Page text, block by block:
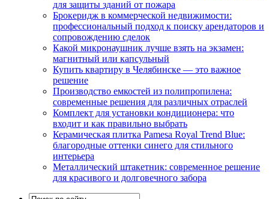
для защиты зданий от пожара
Брокеридж в коммерческой недвижимости:
профессиональный подход к поиску арендаторов и
сопровождению сделок
Какой микронаушник лучше взять на экзамен:
магнитный или капсульный
Купить квартиру в Челябинске — это важное
решение
Производство емкостей из полипропилена:
современные решения для различных отраслей
Комплект для установки кондиционера: что
входит и как правильно выбрать
Керамическая плитка Pamesa Royal Trend Blue:
благородные оттенки синего для стильного
интерьера
Металлический штакетник: современное решение
для красивого и долговечного забора